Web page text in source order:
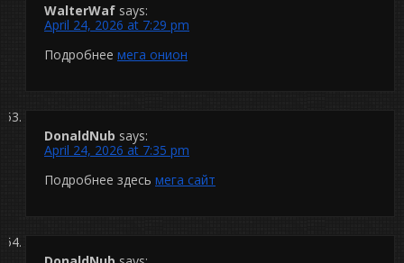
WalterWaf says:
April 24, 2026 at 7:29 pm
Подробнее мега онион
DonaldNub says:
April 24, 2026 at 7:35 pm
Подробнее здесь мега сайт